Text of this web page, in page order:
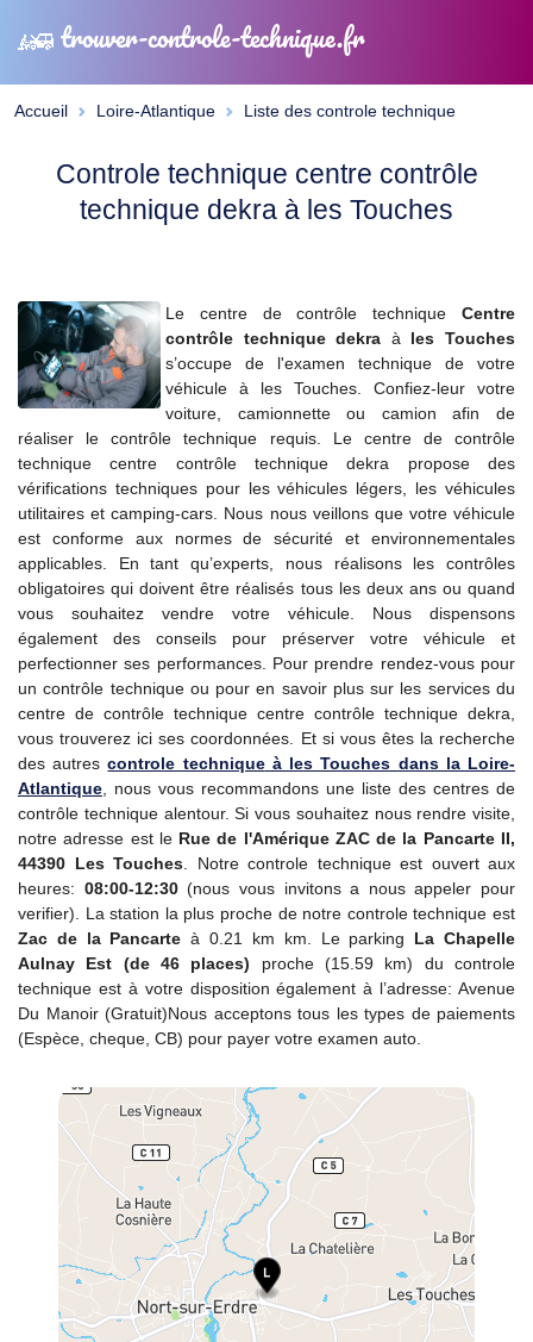
trouver-controle-technique.fr
Accueil Loire-Atlantique Liste des controle technique
Controle technique centre contrôle
technique dekra à les Touches
Le centre de contrôle technique Centre
contrôle technique dekra à les Touches
s’occupe de l'examen technique de votre
véhicule à les Touches. Confiez-leur votre
voiture, camionnette ou camion afin de
réaliser le contrôle technique requis. Le centre de contrôle
technique centre contrôle technique dekra propose des
vérifications techniques pour les véhicules légers, les véhicules
utilitaires et camping-cars. Nous nous veillons que votre véhicule
est conforme aux normes de sécurité et environnementales
applicables. En tant qu’experts, nous réalisons les contrôles
obligatoires qui doivent être réalisés tous les deux ans ou quand
vous souhaitez vendre votre véhicule. Nous dispensons
également des conseils pour préserver votre véhicule et
perfectionner ses performances. Pour prendre rendez-vous pour
un contrôle technique ou pour en savoir plus sur les services du
centre de contrôle technique centre contrôle technique dekra,
vous trouverez ici ses coordonnées. Et si vous êtes la recherche
des autrescontrole techniqueà les Touches dans la Loire-
Atlantique , nous vous recommandons une liste des centres de
contrôle technique alentour. Si vous souhaitez nous rendre visite,
notre adresse est le Rue de l'Amérique ZAC de la Pancarte II,
44390 Les Touches . Notre controle technique est ouvert aux
heures: 08:00-12:30(nous vous invitons a nous appeler pour
verifier). La station la plus proche de notre controle technique est
Zac de la Pancarte à 0.21 km km. Le parking La Chapelle
Aulnay Est (de 46 places) proche (15.59 km) du controle
technique est à votre disposition également à l’adresse: Avenue
Du Manoir (Gratuit)Nous acceptons tous les types de paiements
(Espèce, cheque, CB) pour payer votre examen auto.